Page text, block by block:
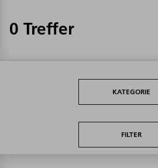
0 Treffer
KATEGORIE
FILTER